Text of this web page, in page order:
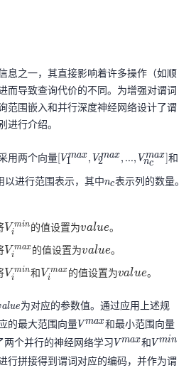
息之一，其直接影响着许多操作（如顺
而导致查询代价的不同。为增强对谓词
范围嵌入和并行深度神经网络设计了谓
进行介绍。
用两个向量[
_
1
^
{
a
x
},
V
V1max, V2max, ..., Vnc
max ]和
以进行范围表示，其中nc表示列的数量。
V_{i}^{min}
Vi
min的值设置为value
value。
V_{i}^{max}
Vi
max的值设置为value
value。
V_{i}^{min}
Vi
min和V_{i}^{max}
Vi
max的值设置为value
value。
alue为对应的参数值。通过应用上述规
的最大范围向量V
^
{
V max和最小范围向量
^
{
两个并行的神经网络学习V
^
V max和V
^
V min
行拼接得到谓词对应的编码，并作为谓